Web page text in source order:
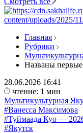
Главная
Рубрики
Названы
28.06.2026 16:41
чтение: 1 мин
Мультикультурная
#Ванесса Максимова
#Туймаада Куо —
#Якутск